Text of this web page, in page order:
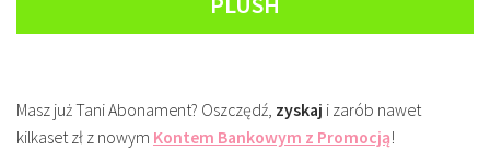
Masz już Tani Abonament? Oszczędź, zyskaj i zarób nawet
kilkaset zł z nowym Kontem Bankowym z Promocją!